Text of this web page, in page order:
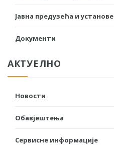
Јавна предузећа и установе
Документи
АКТУЕЛНО
Новости
Обавјештења
Сервисне информације